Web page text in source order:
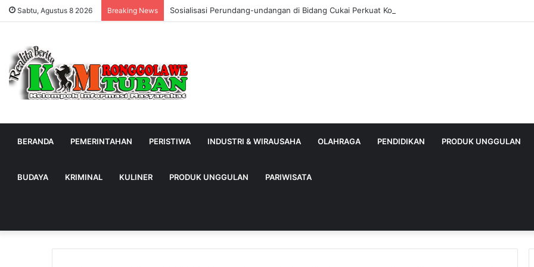
Sabtu, Agustus 8 2026 Breaking News Sosialisasi Perundang-undangan di Bidang Cukai Perkuat Komitmen Berantas Rokok Ilegal di
BERANDA PEMERINTAHAN PERISTIWA INDUSTRI & WIRAUSAHA OLAHRAGA PENDIDIKAN PRODUK UNGGULAN
BUDAYA KRIMINAL KULINER PRODUK UNGGULAN PARIWISATA